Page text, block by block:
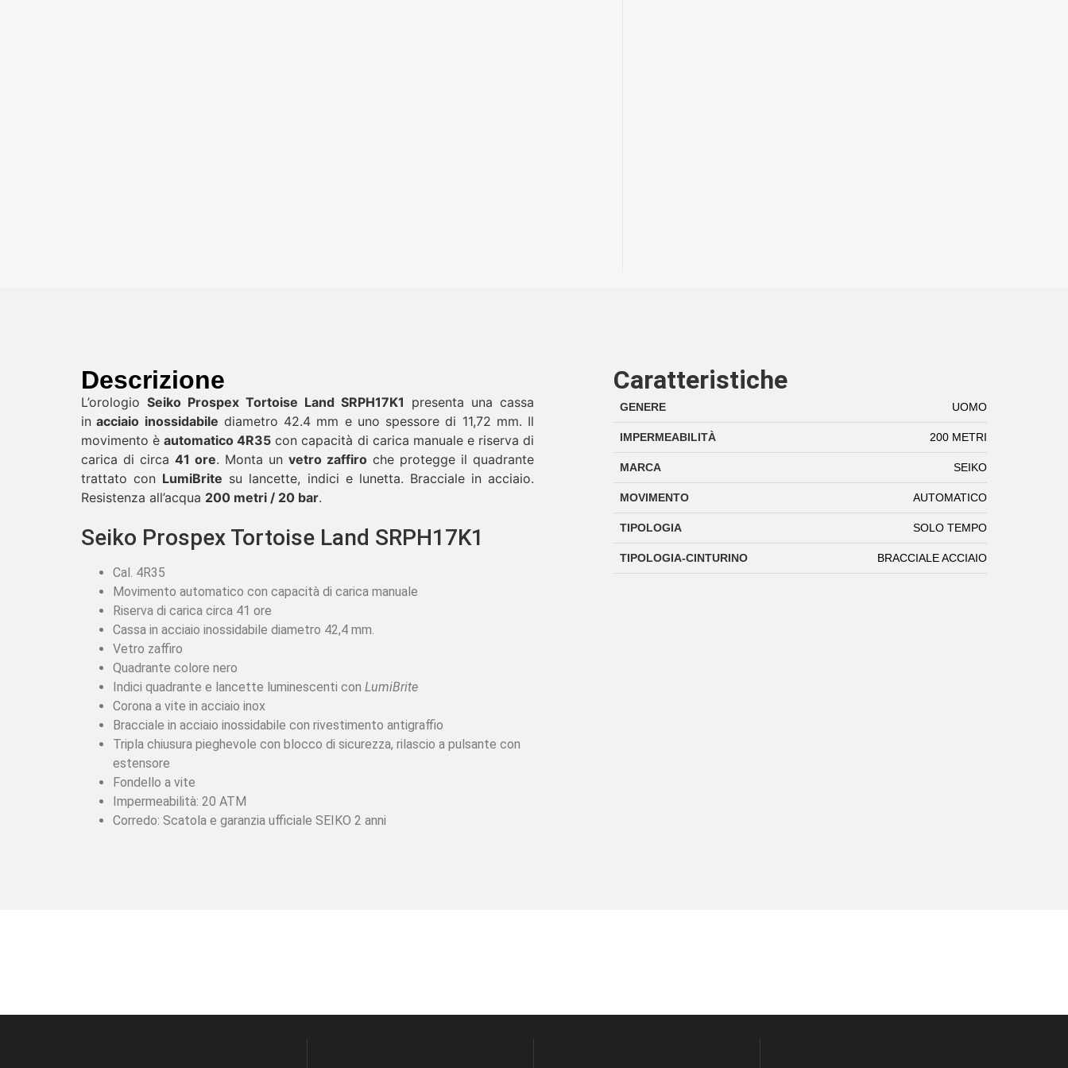
Descrizione
L’orologio Seiko Prospex Tortoise Land SRPH17K1 presenta una cassa
in acciaio inossidabile diametro 42.4 mm e uno spessore di 11,72 mm. Il
movimento èautomatico 4R35 con capacità di carica manuale e riserva di
carica di circa 41 ore. Monta un vetro zaffiro che protegge il quadrante
trattato con LumiBrite su lancette, indici e lunetta. Bracciale in acciaio.
Resistenza all’acqua 200 metri / 20 bar.
Seiko Prospex Tortoise Land SRPH17K1
Cal. 4R35
Movimento automatico con capacità di carica manuale
Riserva di carica circa 41 ore
Cassa in acciaio inossidabile diametro 42,4 mm.
Vetro zaffiro
Quadrante colore nero
Indici quadrante e lancette luminescenti con LumiBrite
Corona a vite in acciaio inox
Bracciale in acciaio inossidabile con rivestimento antigraffio
Tripla chiusura pieghevole con blocco di sicurezza, rilascio a pulsante con
estensore
Fondello a vite
Impermeabilità: 20 ATM
Corredo: Scatola e garanzia ufficiale SEIKO 2 anni
Caratteristiche
GENERE UOMO
IMPERMEABILITÀ 200 METRI
MARCA SEIKO
MOVIMENTO AUTOMATICO
TIPOLOGIA SOLO TEMPO
TIPOLOGIA-CINTURINO BRACCIALE ACCIAIO